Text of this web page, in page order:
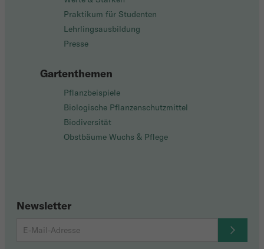
Praktikum für Studenten
Lehrlingsausbildung
Presse
Gartenthemen
Pflanzbeispiele
Biologische Pflanzenschutzmittel
Biodiversität
Obstbäume Wuchs & Pflege
Newsletter